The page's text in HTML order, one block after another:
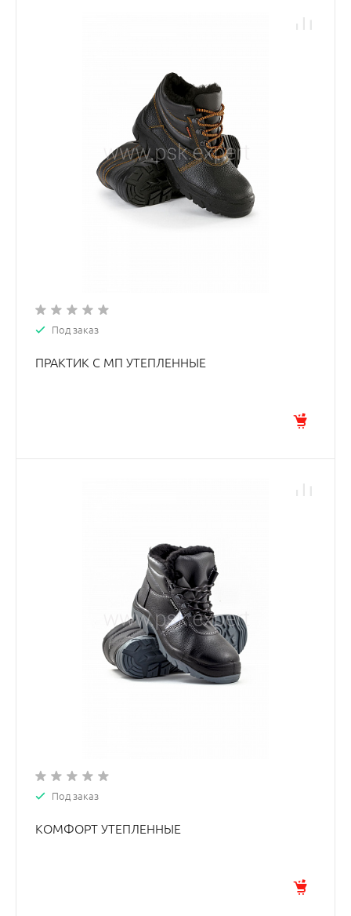
Под заказ
ПРАКТИК С МП УТЕПЛЕННЫЕ
Под заказ
КОМФОРТ УТЕПЛЕННЫЕ